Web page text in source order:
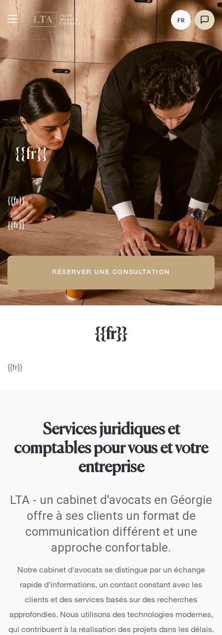
FR
{{fr}}
{{fr}}
{{fr}}
RÉSERVER UNE CONSULTATION
{{fr}}
{{fr}}
Services juridiques et
comptables pour vous et votre
entreprise
LTA - un cabinet d'avocats en Géorgie
offre à ses clients un format de
communication différent et une
approche confortable.
Notre cabinet d'avocats se distingue par un échange
rapide d'informations, un contact constant avec les
clients et des services basés sur des recherches
approfondies. Nous utilisons des technologies modernes,
qui contribuent à la réalisation des projets dans les délais.